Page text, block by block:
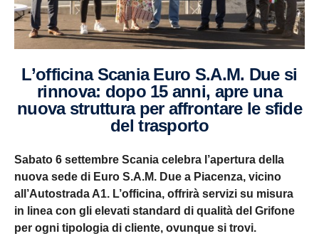
L’officina Scania Euro S.A.M. Due si
rinnova: dopo 15 anni, apre una
nuova struttura per affrontare le sfide
del trasporto
Sabato 6 settembre Scania celebra l’apertura della
nuova sede di Euro S.A.M. Due a Piacenza, vicino
all’Autostrada A1. L’officina, offrirà servizi su misura
in linea con gli elevati standard di qualità del Grifone
per ogni tipologia di cliente, ovunque si trovi.